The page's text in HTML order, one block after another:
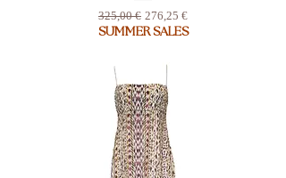
Prix original
325,00 € Prix promotionnel
276,25 €
SUMMER SALES